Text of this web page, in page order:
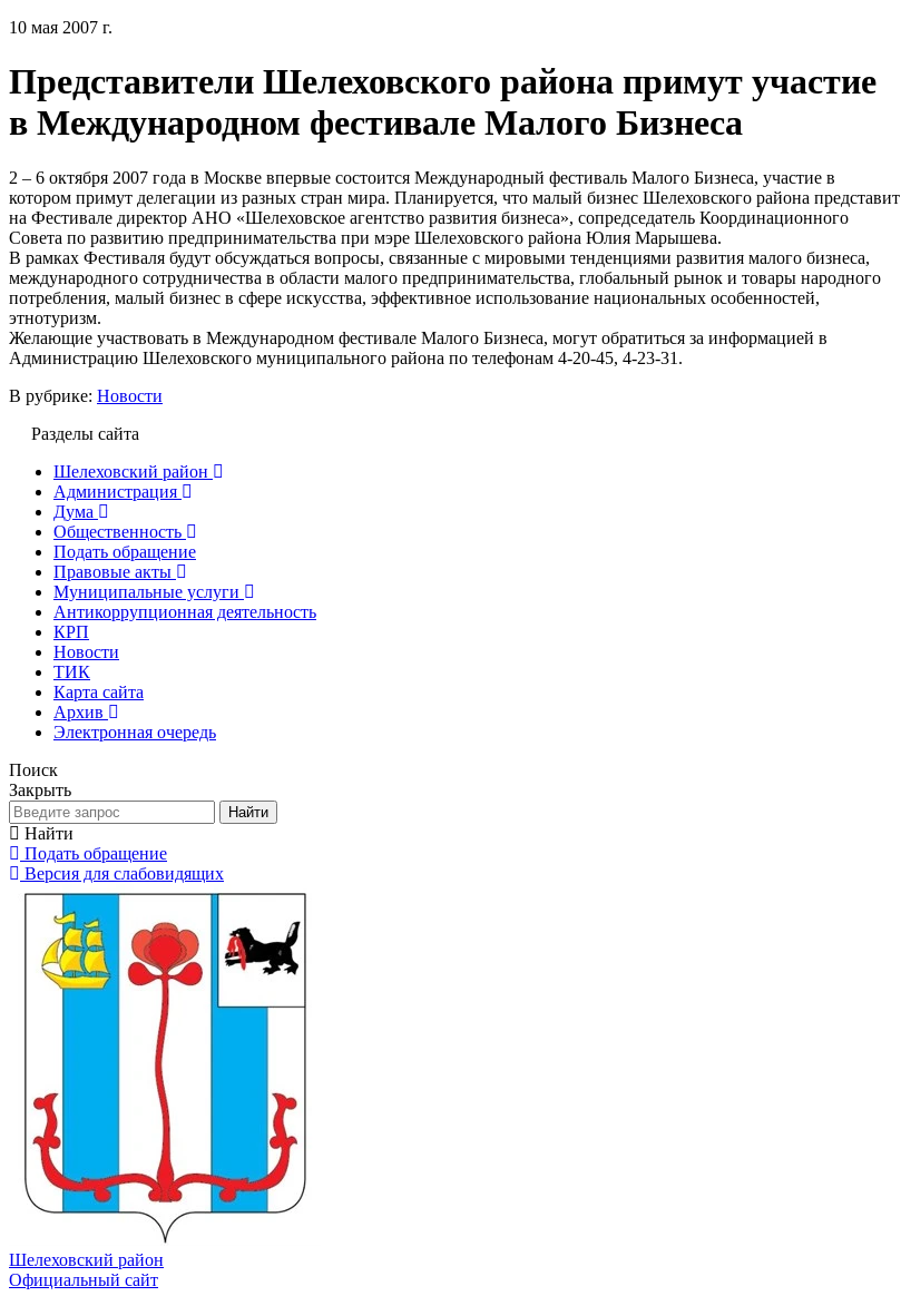
10 мая 2007 г.
Представители Шелеховского района примут участие
в Международном фестивале Малого Бизнеса
2 – 6 октября 2007 года в Москве впервые состоится Международный фестиваль Малого Бизнеса, участие в
котором примут делегации из разных стран мира. Планируется, что малый бизнес Шелеховского района представит
на Фестивале директор АНО «Шелеховское агентство развития бизнеса», сопредседатель Координационного
Совета по развитию предпринимательства при мэре Шелеховского района Юлия Марышева.
В рамках Фестиваля будут обсуждаться вопросы, связанные с мировыми тенденциями развития малого бизнеса,
международного сотрудничества в области малого предпринимательства, глобальный рынок и товары народного
потребления, малый бизнес в сфере искусства, эффективное использование национальных особенностей,
этнотуризм.
Желающие участвовать в Международном фестивале Малого Бизнеса, могут обратиться за информацией в
Администрацию Шелеховского муниципального района по телефонам 4-20-45, 4-23-31.
В рубрике: Новости
Разделы сайта
Шелеховский район
Администрация
Дума
Общественность
Подать обращение
Правовые акты
Муниципальные услуги
Антикоррупционная деятельность
КРП
Новости
ТИК
Карта сайта
Архив
Электронная очередь
Поиск
Закрыть
Найти
Найти
Подать обращение
Версия для слабовидящих
Шелеховский район
Официальный сайт